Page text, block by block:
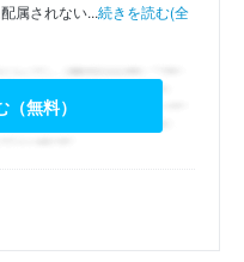
属されない...続きを読む(全
無料）